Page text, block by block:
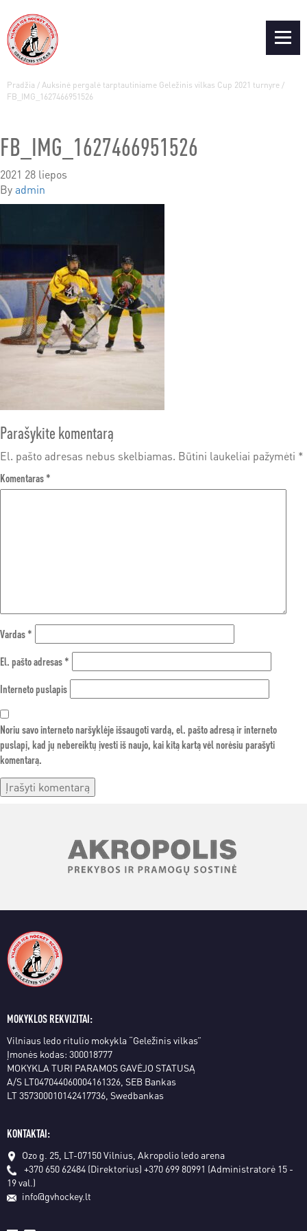
Pradžia / Auksinė pergalė tarptautiniame Geležinis vilkas Cup 2021 turnyre /
FB_IMG_1627466951526
FB_IMG_1627466951526
2021 28 liepos
Byadmin
Parašykite komentarą
El. pašto adresas nebus skelbiamas. Būtini laukeliai pažymėti *
Komentaras*
Vardas*
El. pašto adresas*
Interneto puslapis
Noriu savo interneto naršyklėje išsaugoti vardą, el. pašto adresą ir interneto
puslapį, kad jų nebereiktų įvesti iš naujo, kai kitą kartą vėl norėsiu parašyti
komentarą.
MOKYKLOS REKVIZITAI:
Vilniaus ledo ritulio mokykla “Geležinis vilkas”
Įmonės kodas: 300018777
MOKYKLA TURI PARAMOS GAVĖJO STATUSĄ
A/S LT047044060004161326, SEB Bankas
LT 357300010142417736, Swedbankas
KONTAKTAI:
Ozo g. 25, LT-07150 Vilnius, Akropolio ledo arena
+370 650 62484 (Direktorius) +370 699 80991 (Administratorė 15 -
19 val.)
info@gvhockey.lt